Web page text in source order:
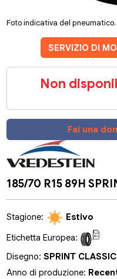
Foto indicativa del
SERVIZIO DI
Non
Fai una
185/70 R15 89H
Stagione:
Estivo
Etichetta Europea:
Disegno:SPRINT CLASSIC
Anno di produzione: